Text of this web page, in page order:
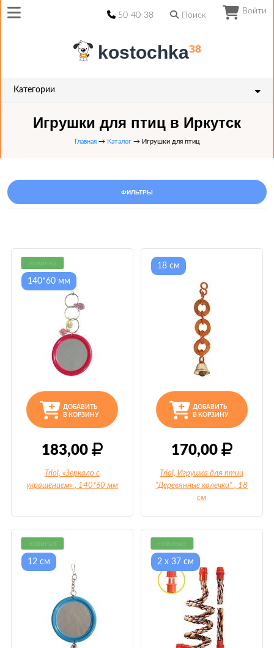
Войти
50-40-38 Поиск
kostochka38
Категории
Игрушки для птиц в Иркутск
Главная→ Каталог→ Игрушки для птиц
ФИЛЬТРЫ
новинка
ДОБАВИТЬ
В КОРЗИНУ
183,00
140*60 мм
Triol, «Зеркало с
украшением» , 140*60 мм
ДОБАВИТЬ
В КОРЗИНУ
170,00
18 см
Triol, Игрушка для птиц
"Деревянные колечки" , 18
см
новинка
12 см
новинка
2 х 37 см